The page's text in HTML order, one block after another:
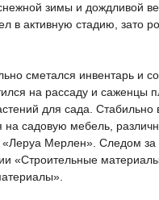
зимы и дождливой
в активную стадию, зато
сметался инвентарь и
на рассаду и саженцы
для сада. Стабильно
на садовую мебель,
«Леруа Мерлен». Следом
«Строительные